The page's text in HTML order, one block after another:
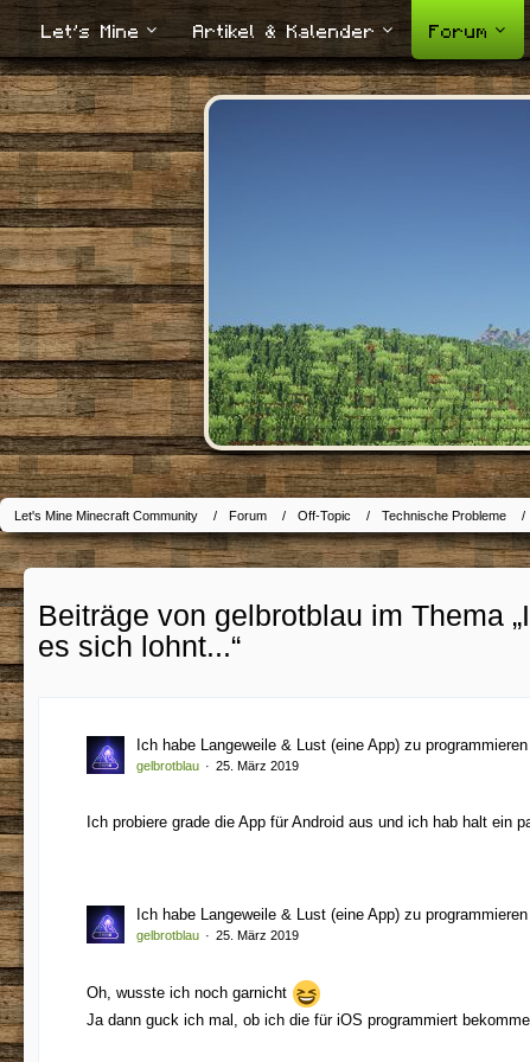
Let's Mine Artikel & Kalender Forum
Let's Mine Minecraft Community Forum Off-Topic Technische Probleme
Beiträge von gelbrotblau im Thema
es sich lohnt...“
Ich habe Langeweile & Lust (eine App) zu
gelbrotblau 25. März 2019
Ich probiere grade die App für Android aus und ich hab halt
Ich habe Langeweile & Lust (eine App) zu
gelbrotblau 25. März 2019
Oh, wusste ich noch garnicht
Ja dann guck ich mal, ob ich die für iOS programmiert bekomme